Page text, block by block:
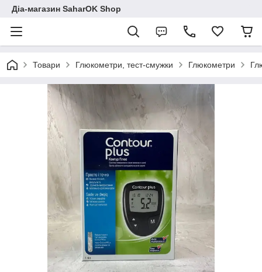
Діа-магазин SaharOK Shop
Товари Глюкометри, тест-смужки Глюкометри